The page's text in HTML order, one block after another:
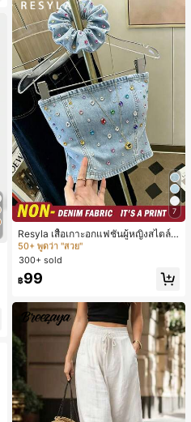
7
Resyla เสื้อเกาะอกแฟชั่นผู้หญิงสไตล์ซั
มเมอร์อเนกประสงค์ลายเดนิม แนะนำ
สำหรับงานหนัก ขายดี ตกแต่งเพชรสีสั
นสดใสพิมพ์ลาย เหมาะสำหรับใส่ประ
จำวัน
#2 ขายดี
ใน ที่ไม่มีสายหนัง เสื้อสตรี เสื้อเบลาส์ & Tee
50+ พูดว่า "สวย"
#2 ขายดี
50+ พูดว่า "สวย"
#2 ขายดี
50+ พูดว่า "สวย"
#2 ขายดี
ใน ที่ไม่มีสายหนัง เสื้อสตรี เสื้อเบลาส์ & Tee
300+ sold
฿99